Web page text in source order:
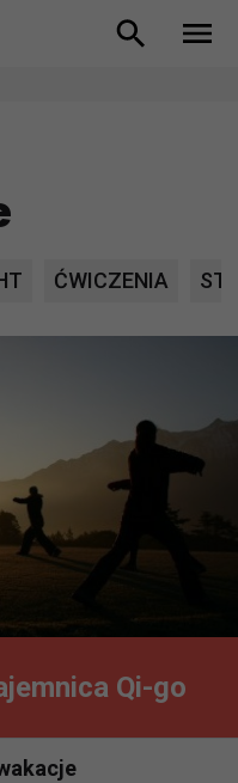
ĆWICZENIA
Qi-go